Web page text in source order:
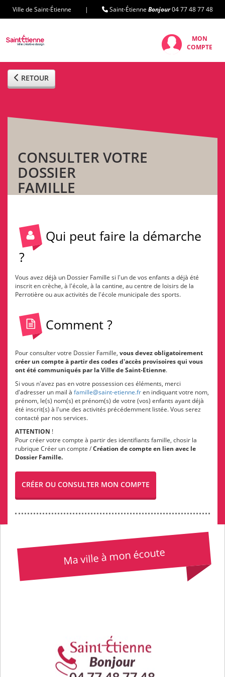
Ville de Saint-Étienne | Saint-Étienne Bonjour04 77 48 77 48
MON
COMPTE
RETOUR
CONSULTER VOTRE
DOSSIER
FAMILLE
Qui peut faire la démarche
?
Vous avez déjà un Dossier Famille si l'un de vos enfants a déjà été
inscrit en crèche, à l'école, à la cantine, au centre de loisirs de la
Perrotière ou aux activités de l'école municipale des sports.
Comment ?
Pour consulter votre Dossier Famille, vous devez obligatoirement
créer un compte à partir des codes d'accès provisoires qui vous
ont été communiqués par la Ville de Saint-Etienne.
Si vous n'avez pas en votre possession ces éléments, merci
d'adresser un mail à famille@saint-etienne.fren indiquant votre nom,
prénom, le(s) nom(s) et prénom(s) de votre (vos) enfants ayant déjà
été inscrit(s) à l'une des activités précédemment listée. Vous serez
contacté par nos services.
ATTENTION !
Pour créer votre compte à partir des identifiants famille, chosir la
rubrique Créer un compte /Création de compte en lien avec le
Dossier Famille.
CRÉER OU CONSULTER MON COMPTE
Ma ville à mon écoute